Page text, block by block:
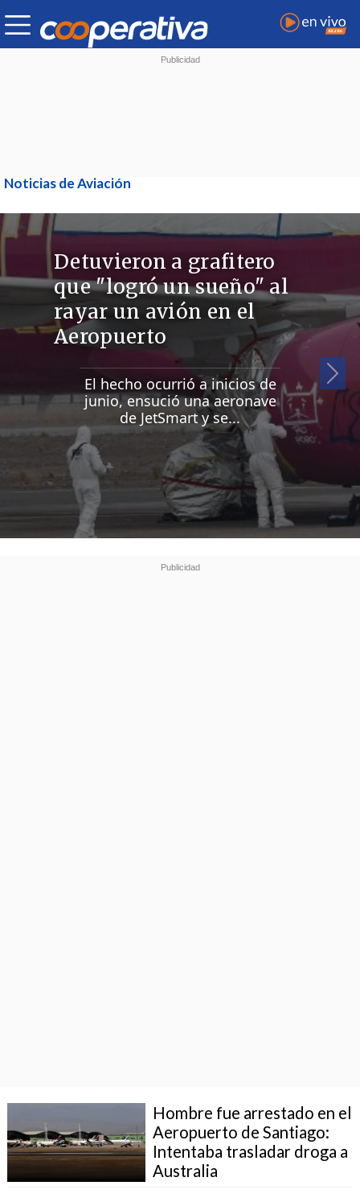
Noticias de Aviación
Detuvieron a grafitero
que "logró un sueño" al
rayar un avión en el
Aeropuerto
El hecho ocurrió a inicios de
junio, ensució una aeronave
de JetSmart y se...
Hombre fue arrestado en el
Aeropuerto de Santiago:
Intentaba trasladar droga a
Australia